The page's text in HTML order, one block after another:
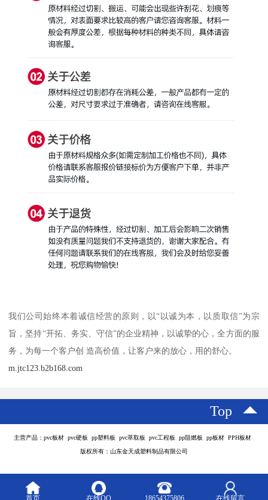
我们公司始终本着诚信经营的原则，以“以诚为本，以质取信”为宗
旨，坚持“开拓、务实、守信”的企业精神，以诚挚的心，全方面的服
务，为每一个客户创 造高价值，让客户来的放心，用的舒心。
m.jtc123.b2b168.com
Top
主营产品：pvc板材 pvc硬板 pp塑料板 pvc萃取板 pvc工程板 pp阻燃板 pp板材 PPH板材
版权所有：山东金天成塑料制品有限公司
首页 在线QQ 18654375806 在线留言